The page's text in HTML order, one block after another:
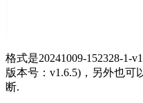
格式是20241009-152328-1-
版本号：v1.6.5)，另外也可
断.